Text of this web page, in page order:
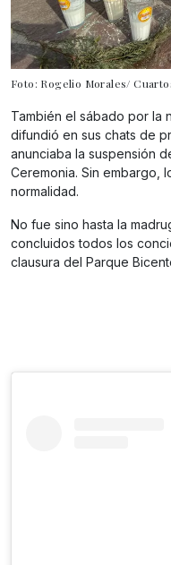
Foto: Rogelio Morales/
También el sábado por la
difundió en sus chats de
anunciaba la suspensión
Ceremonia. Sin embargo,
normalidad.
No fue sino hasta la
concluidos todos los
clausura del Parque